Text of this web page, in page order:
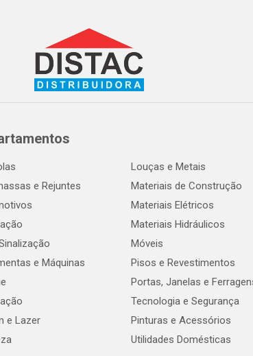
e Rejuntes
e Máquinas
e Lazer
Louças e Metais
Materiais de Construção
Materiais Elétricos
Materiais Hidráulicos
Móveis
Pisos e Revestimentos
Portas, Janelas e
Tecnologia e Segurança
Pinturas e Acessórios
Utilidades Domésticas